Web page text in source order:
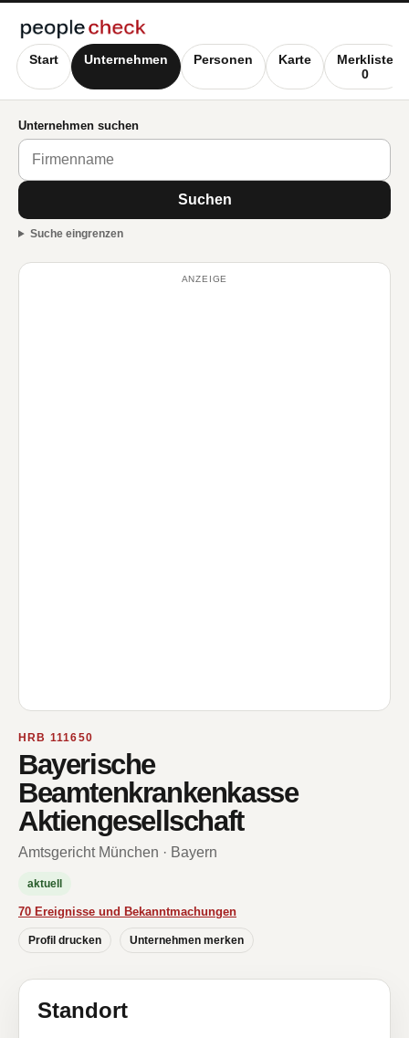
Start Unternehmen Personen Karte
Merkliste
0
Unternehmen suchen
Suchen
Suche eingrenzen
ANZEIGE
HRB 111650
Bayerische
Beamtenkrankenkasse
Aktiengesellschaft
Amtsgericht München · Bayern
aktuell
70 Ereignisse und Bekanntmachungen
Profil drucken Unternehmen merken
Standort